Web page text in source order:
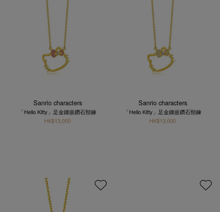
Sanrio characters
「Hello Kitty」足金鑲嵌鑽石頸鍊
HK$13,000
Sanrio characters
「Hello Kitty」足金鑲嵌鑽石頸鍊
HK$13,000